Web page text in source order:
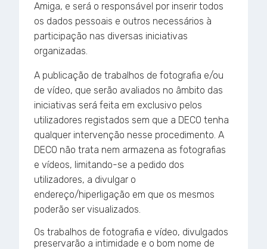
Amiga, e será o responsável por inserir todos
os dados pessoais e outros necessários à
participação nas diversas iniciativas
organizadas.
A publicação de trabalhos de fotografia e/ou
de vídeo, que serão avaliados no âmbito das
iniciativas será feita em exclusivo pelos
utilizadores registados sem que a DECO tenha
qualquer intervenção nesse procedimento. A
DECO não trata nem armazena as fotografias
e vídeos, limitando-se a pedido dos
utilizadores, a divulgar o
endereço/hiperligação em que os mesmos
poderão ser visualizados.
Os trabalhos de fotografia e vídeo, divulgados
preservarão a intimidade e o bom nome de